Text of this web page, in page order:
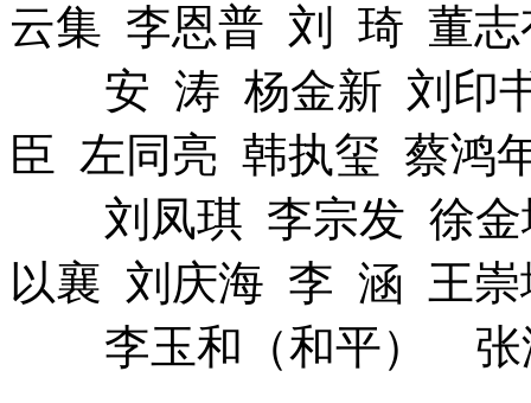
云集 李恩普 刘 琦 董
安 涛 杨金新 刘印
臣 左同亮 韩执玺 蔡鸿
刘凤琪 李宗发 徐金
以襄 刘庆海 李 涵 王崇
李玉和（和平） 张泽